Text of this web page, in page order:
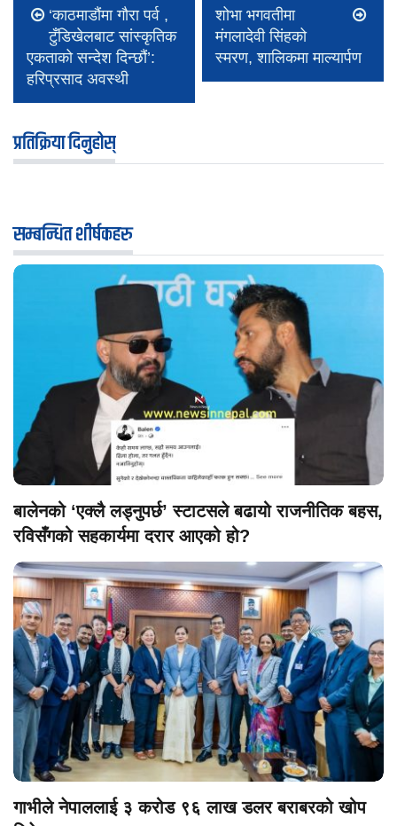
‘काठमाडौंमा गौरा पर्व ,
टुँडिखेलबाट सांस्कृतिक
एकताको सन्देश दिन्छौं’:
हरिप्रसाद अवस्थी
शोभा भगवतीमा
मंगलादेवी सिंहको
स्मरण, शालिकमा माल्यार्पण
प्रतिक्रिया दिनुहोस्
सम्बन्धित शीर्षकहरु
बालेनको ‘एक्लै लड्नुपर्छ’ स्टाटसले बढायो राजनीतिक बहस,
रविसँगको सहकार्यमा दरार आएको हो?
गाभीले नेपाललाई ३ करोड ९६ लाख डलर बराबरको खोप